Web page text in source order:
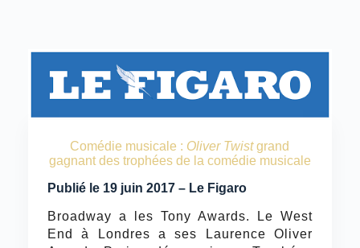
Comédie musicale : Oliver Twistgrand
gagnant des trophées de la comédie musicale
Publié le 19 juin 2017 – Le Figaro
Broadway a les Tony Awards. Le West
End à Londres a ses Laurence Oliver